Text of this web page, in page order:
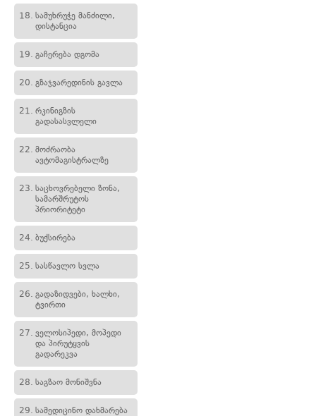
18. სამუხრუჭე მანძილი,
დისტანცია
19. გაჩერება დგომა
20. გზაჯვარედინის გავლა
21. რკინიგზის
გადასასვლელი
22. მოძრაობა
ავტომაგისტრალზე
23. საცხოვრებელი ზონა,
სამარშრუტოს
პრიორიტეტი
24. ბუქსირება
25. სასწავლო სვლა
26. გადაზიდვები, ხალხი,
ტვირთი
27. ველოსიპედი, მოპედი
და პირუტყვის
გადარეკვა
28. საგზაო მონიშვნა
29. სამედიცინო დახმარება